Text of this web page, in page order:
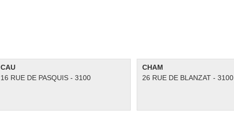
CAU
16 RUE DE PASQUIS - 3100
CHAM
26 RUE DE BLANZAT - 3100